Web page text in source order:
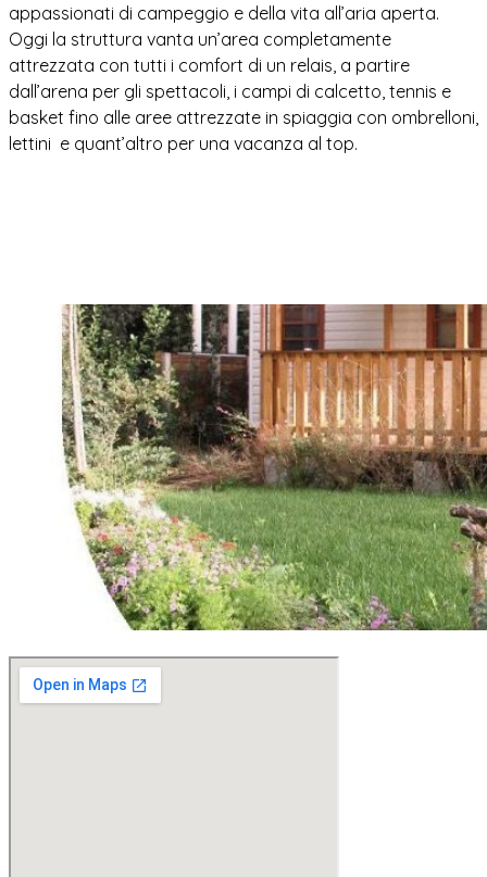
appassionati di campeggio e della vita all’aria aperta.
Oggi la struttura vanta un’area completamente
attrezzata con tutti i comfort di un relais, a partire
dall’arena per gli spettacoli, i campi di calcetto, tennis e
basket fino alle aree attrezzate in spiaggia con ombrelloni,
lettini e quant’altro per una vacanza al top.